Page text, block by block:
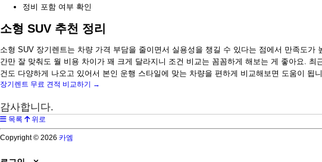
정비 포함 여부 확인
소형 SUV 추천 정리
소형 SUV 장기렌트는 차량 가격 부담을 줄이면서 실용성을 챙길 수 있다는 점에서 만족도가
간만 잘 맞춰도 월 비용 차이가 꽤 크게 달라지니 조건 비교는 꼼꼼하게 해보는 게 좋아요. 최
건도 다양하게 나오고 있어서 본인 운행 스타일에 맞는 차량을 편하게 비교해보면 도움이 됩
장기렌트 무료 견적 비교하기 →
감사합니다.
목록 위로
Copyright © 2026 카엠